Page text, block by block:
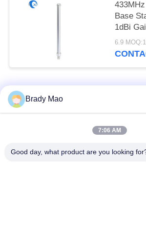
Base
1dBi
6.9
populaire categorieën
GSM-
Brady Mao
7:06 AM
Good day, what product are you looking